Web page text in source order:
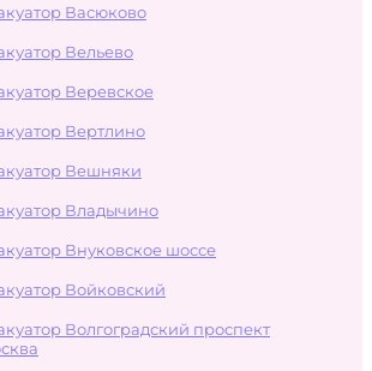
Васюково
Вельево
Веревское
Вертлино
Вешняки
Владычино
Внуковское шоссе
Войковский
Волгоградский проспект